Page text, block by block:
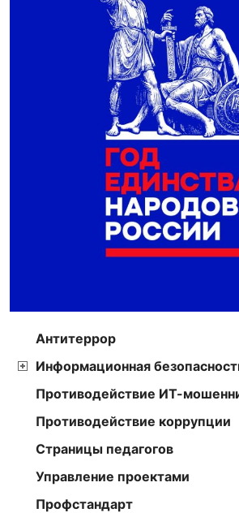
Антитеррор
Информационная
Противодействие ИТ-
Противодействие коррупции
Страницы педагогов
Управление проектами
Профстандарт